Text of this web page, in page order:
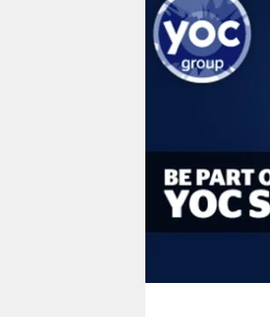
verlag
verlag
fragen & hilfe
unterstützen
genossenschaft